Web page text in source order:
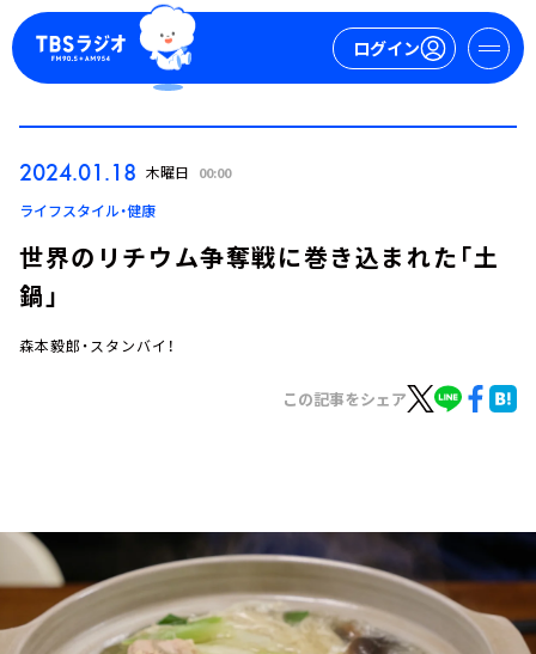
ログイン
ログイン
イベント・グッズ
YouTube
会社情報
2024.01.18 木曜日 00:00
ライフスタイル・健康
世界のリチウム争奪戦に巻き込まれた「土
鍋」
森本毅郎・スタンバイ！
この記事をシェア